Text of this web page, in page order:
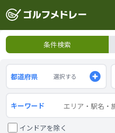
条件検索
都道府県 選択する
キーワード
インドアを除く